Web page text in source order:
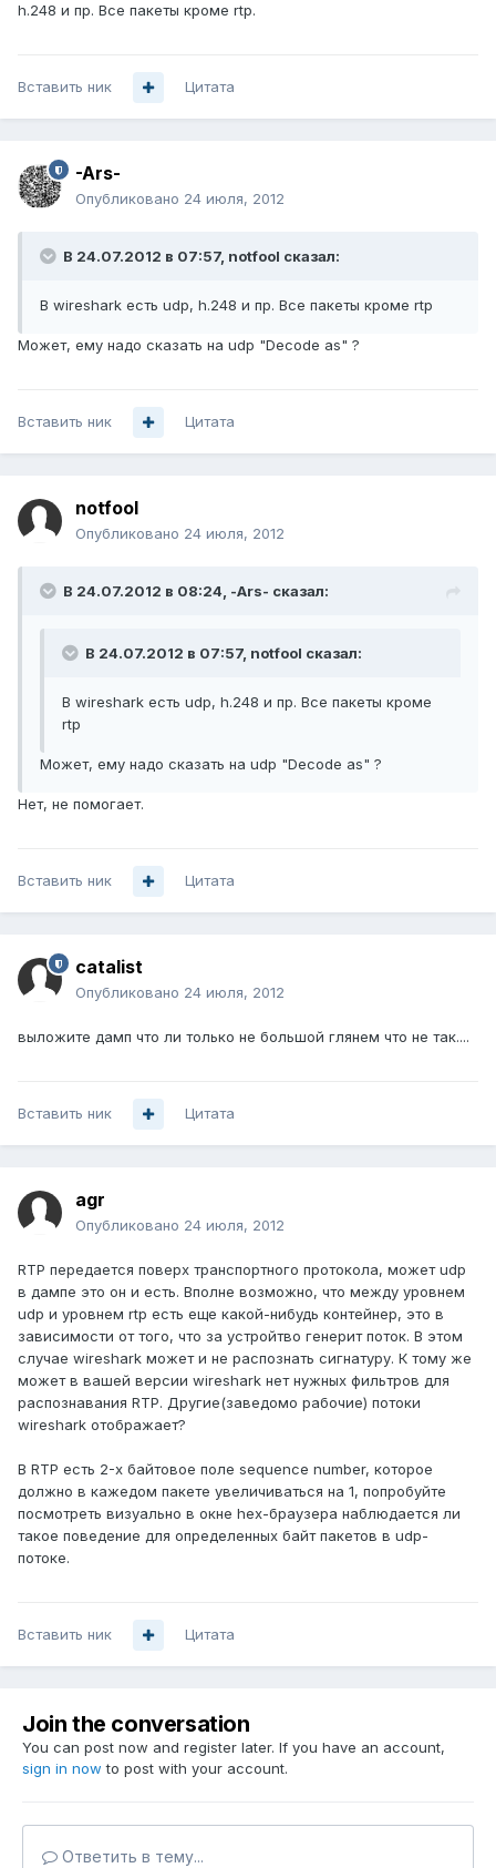
h.248 и пр. Все пакеты кроме rtp.
Вставить ник Цитата
-Ars-
Опубликовано 24 июля, 2012
В 24.07.2012 в 07:57, notfool сказал:
В wireshark есть udp, h.248 и пр. Все пакеты кроме rtp
Может, ему надо сказать на udp "Decode as" ?
Вставить ник Цитата
notfool
Опубликовано 24 июля, 2012
В 24.07.2012 в 08:24, -Ars- сказал:
В 24.07.2012 в 07:57, notfool сказал:
В wireshark есть udp, h.248 и пр. Все пакеты кроме
rtp
Может, ему надо сказать на udp "Decode as" ?
Нет, не помогает.
Вставить ник Цитата
catalist
Опубликовано 24 июля, 2012
выложите дамп что ли только не большой глянем что не так....
Вставить ник Цитата
agr
Опубликовано 24 июля, 2012
RTP передается поверх транспортного протокола, может udp
в дампе это он и есть. Вполне возможно, что между уровнем
udp и уровнем rtp есть еще какой-нибудь контейнер, это в
зависимости от того, что за устройтво генерит поток. В этом
случае wireshark может и не распознать сигнатуру. К тому же
может в вашей версии wireshark нет нужных фильтров для
распознавания RTP. Другие(заведомо рабочие) потоки
wireshark отображает?
В RTP есть 2-х байтовое поле sequence number, которое
должно в кажедом пакете увеличиваться на 1, попробуйте
посмотреть визуально в окне hex-браузера наблюдается ли
такое поведение для определенных байт пакетов в udp-
потоке.
Вставить ник Цитата
Join the conversation
You can post now and register later. If you have an account,
sign in now to post with your account.
Ответить в тему...